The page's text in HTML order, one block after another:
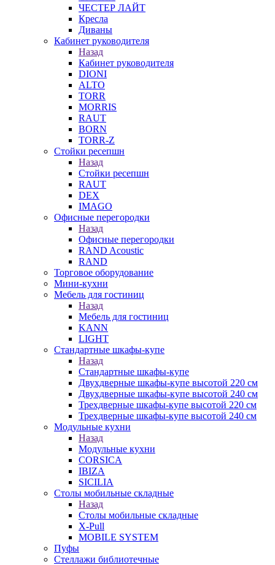
ЧЕСТЕР ЛАЙТ
Кресла
Диваны
Кабинет руководителя
Назад
Кабинет руководителя
DIONI
ALTO
TORR
MORRIS
RAUT
BORN
TORR-Z
Стойки ресепшн
Назад
Стойки ресепшн
RAUT
DEX
IMAGO
Офисные перегородки
Назад
Офисные перегородки
RAND Acoustic
RAND
Торговое оборудование
Мини-кухни
Мебель для гостиниц
Назад
Мебель для гостиниц
KANN
LIGHT
Стандартные шкафы-купе
Назад
Стандартные шкафы-купе
Двухдверные шкафы-купе высотой 220 см
Двухдверные шкафы-купе высотой 240 см
Трехдверные шкафы-купе высотой 220 см
Трехдверные шкафы-купе высотой 240 см
Модульные кухни
Назад
Модульные кухни
CORSICA
IBIZA
SICILIA
Столы мобильные складные
Назад
Столы мобильные складные
X-Pull
MOBILE SYSTEM
Пуфы
Стеллажи библиотечные